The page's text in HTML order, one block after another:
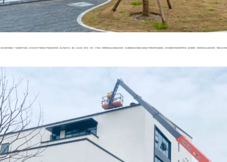
前已签约和储备了一批高质量产业项目。其中有主营不干胶标签生产制造的诗冠印刷，该公司是支付宝、微信、盒马生鲜、星巴克、光明、三只松鼠、欧莱雅等知名企业的指定供应商。与之相配套的有主营贴标机设备生产销售的理为包装机械，公司目前拥有专利及软著20多项，是中国烟草、科思创等知名企业的供应商。“两家企业已